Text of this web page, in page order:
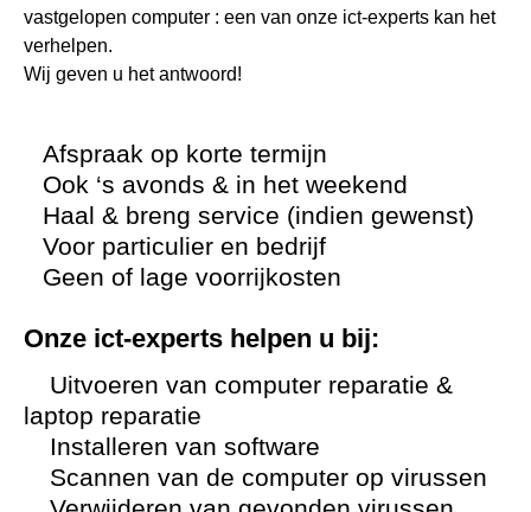
vastgelopen computer : een van onze ict-experts kan het
verhelpen.
Wij geven u het antwoord!
Afspraak op korte termijn
Ook ‘s avonds & in het weekend
Haal & breng service (indien gewenst)
Voor particulier en bedrijf
Geen of lage voorrijkosten
Onze ict-experts helpen u bij:
Uitvoeren van computer reparatie &
laptop reparatie
Installeren van software
Scannen van de computer op virussen